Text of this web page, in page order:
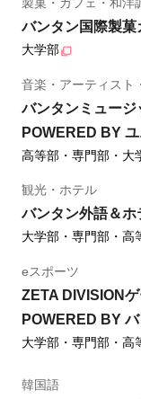
製菓・カフェ・和洋
バンタン国際製
大学部
音楽・アーティスト
バンタンミュー
POWERED BY
高等部・専門部・大
観光・ホテル
バンタン外語＆ホ
大学部・専門部・高
eスポーツ
ZETA DIVISION
POWERED BY
大学部・専門部・高
韓国語